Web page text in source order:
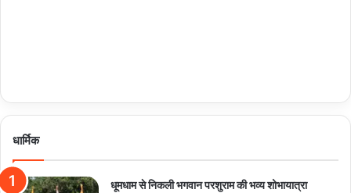
धार्मिक
धूमधाम से निकली भगवान परशुराम की भव्य शोभायात्रा